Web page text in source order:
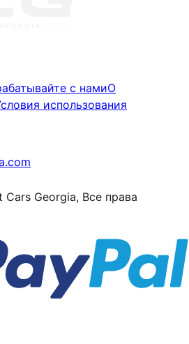
с намиО
использования
Cars Georgia, Все права